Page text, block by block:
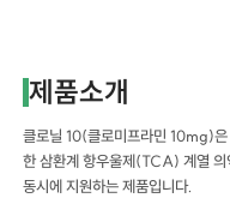
제품소개
클로닐 10(클로미프라민 10mg)
한 삼환계 항우울제(TCA) 계열 의
동시에 지원하는 제품입니다.